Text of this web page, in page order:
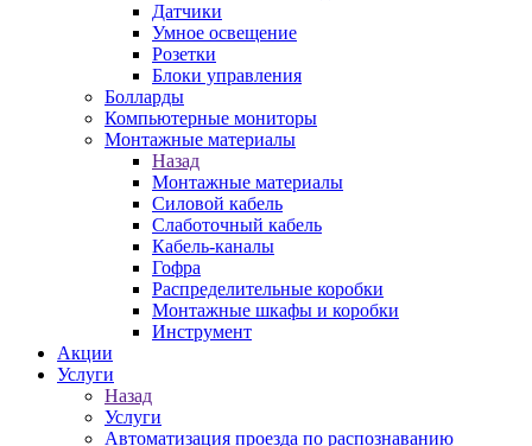
Датчики
Умное освещение
Розетки
Блоки управления
Болларды
Компьютерные мониторы
Монтажные материалы
Назад
Монтажные материалы
Силовой кабель
Слаботочный кабель
Кабель-каналы
Гофра
Распределительные коробки
Монтажные шкафы и коробки
Инструмент
Акции
Услуги
Назад
Услуги
Автоматизация проезда по распознаванию